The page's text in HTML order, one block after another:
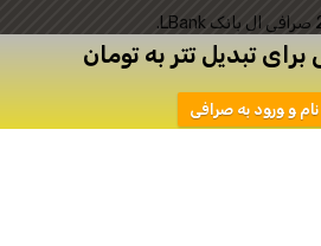
رسمی
صرافی LBank نیست و
تبدیل تتر به تومان
و ورود به صرافی